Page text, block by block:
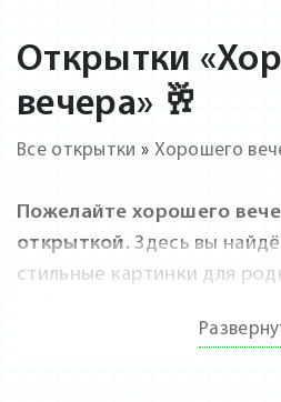
Открытки
вечера» 🥂
Все открытки » Хорошего
Пожелайте хорошего
открыткой. Здесь вы
стильные картинки для
бесплатно и без